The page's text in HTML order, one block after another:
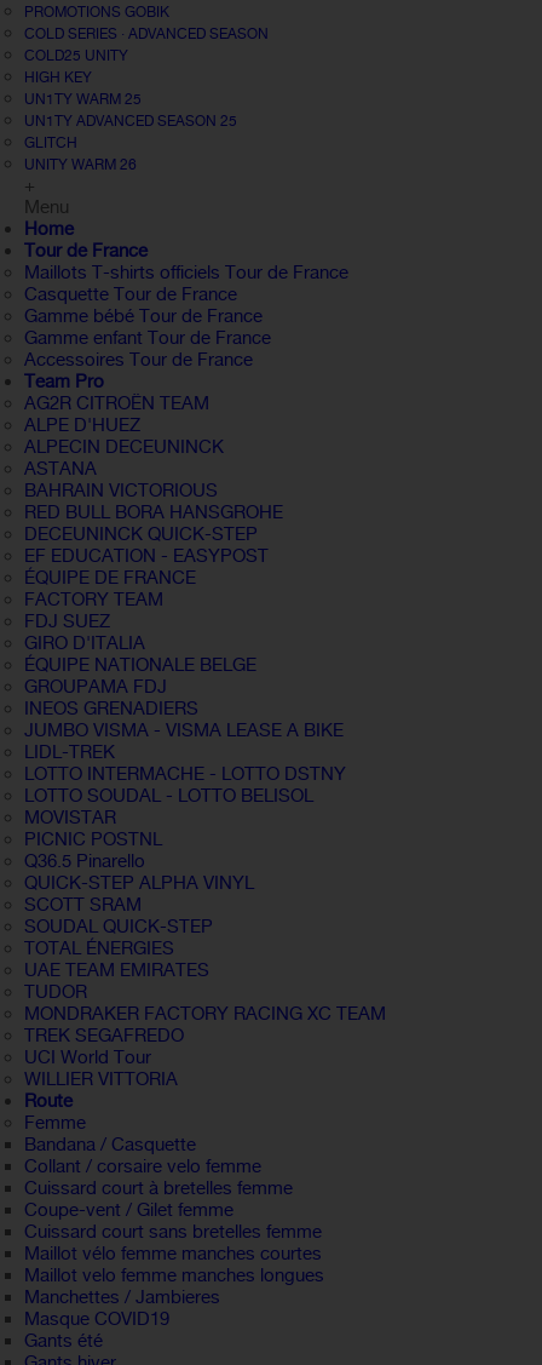
PROMOTIONS GOBIK
COLD SERIES · ADVANCED SEASON
COLD25 UNITY
HIGH KEY
UN1TY WARM 25
UN1TY ADVANCED SEASON 25
GLITCH
UNITY WARM 26
+
Menu
Home
Tour de France
Maillots T-shirts officiels Tour de France
Casquette Tour de France
Gamme bébé Tour de France
Gamme enfant Tour de France
Accessoires Tour de France
Team Pro
AG2R CITROËN TEAM
ALPE D'HUEZ
ALPECIN DECEUNINCK
ASTANA
BAHRAIN VICTORIOUS
RED BULL BORA HANSGROHE
DECEUNINCK QUICK-STEP
EF EDUCATION - EASYPOST
ÉQUIPE DE FRANCE
FACTORY TEAM
FDJ SUEZ
GIRO D'ITALIA
ÉQUIPE NATIONALE BELGE
GROUPAMA FDJ
INEOS GRENADIERS
JUMBO VISMA - VISMA LEASE A BIKE
LIDL-TREK
LOTTO INTERMACHE - LOTTO DSTNY
LOTTO SOUDAL - LOTTO BELISOL
MOVISTAR
PICNIC POSTNL
Q36.5 Pinarello
QUICK-STEP ALPHA VINYL
SCOTT SRAM
SOUDAL QUICK-STEP
TOTAL ÉNERGIES
UAE TEAM EMIRATES
TUDOR
MONDRAKER FACTORY RACING XC TEAM
TREK SEGAFREDO
UCI World Tour
WILLIER VITTORIA
Route
Femme
Bandana / Casquette
Collant / corsaire velo femme
Cuissard court à bretelles femme
Coupe-vent / Gilet femme
Cuissard court sans bretelles femme
Maillot vélo femme manches courtes
Maillot velo femme manches longues
Manchettes / Jambieres
Masque COVID19
Gants été